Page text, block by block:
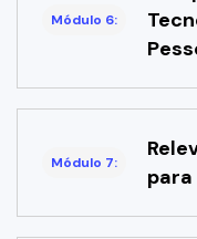
Módulo 6:
Módulo 7:
para